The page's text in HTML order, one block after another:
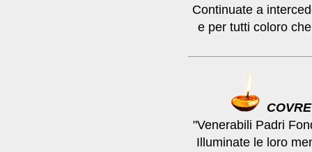
Continuate a
e per tutti coloro
"Venerabili Padri
Illuminate le loro